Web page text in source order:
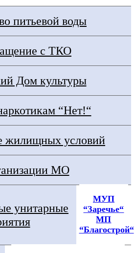
питьевой воды
с ТКО
Дом культуры
“Нет!“
жилищных условий
МО
унитарные
МУП
“Заречье“
МП
“Благострой“